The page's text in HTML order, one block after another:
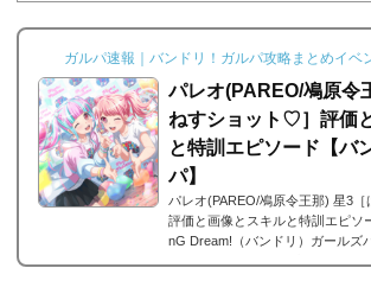
ガルパ速報｜バンドリ！ガルパ攻略まとめイベ
パレオ(PAREO/鳰原令
ねすショット♡］評価
と特訓エピソード【バ
パ】
パレオ(PAREO/鳰原令王那) 星3
評価と画像とスキルと特訓エピソ
nG Dream!（バンドリ）ガールズ
は、2022年3月12日0時 ～ 3月18